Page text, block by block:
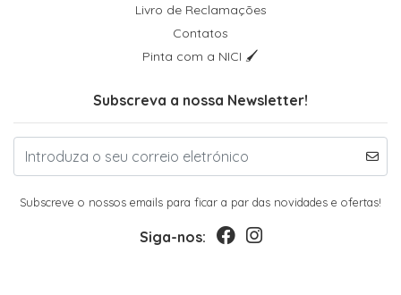
Livro de Reclamações
Contatos
Pinta com a NICI 🖌
Subscreva a nossa Newsletter!
Subscreve o nossos emails para ficar a par das novidades e ofertas!
Siga-nos: